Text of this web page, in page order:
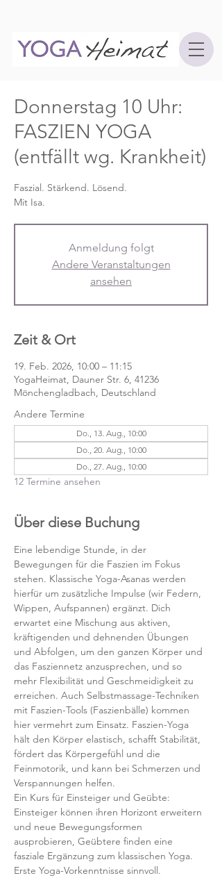
Donnerstag 10 Uhr:
FASZIEN YOGA
(entfällt wg. Krankheit)
Faszial. Stärkend. Lösend.
Mit Isa.
Anmeldung folgt
Andere Veranstaltungen
ansehen
Zeit & Ort
19. Feb. 2026, 10:00 – 11:15
YogaHeimat, Dauner Str. 6, 41236
Mönchengladbach, Deutschland
Andere Termine
Do., 13. Aug., 10:00
Do., 20. Aug., 10:00
Do., 27. Aug., 10:00
12 Termine ansehen
Über diese Buchung
Eine lebendige Stunde, in der
Bewegungen für die Faszien im Fokus
stehen. Klassische Yoga-Asanas werden
hierfür um zusätzliche Impulse (wir Federn,
Wippen, Aufspannen) ergänzt. Dich
erwartet eine Mischung aus aktiven,
kräftigenden und dehnenden Übungen
und Abfolgen, um den ganzen Körper und
das Fasziennetz anzusprechen, und so
mehr Flexibilität und Geschmeidigkeit zu
erreichen. Auch Selbstmassage-Techniken
mit Faszien-Tools (Faszienbälle) kommen
hier vermehrt zum Einsatz. Faszien-Yoga
hält den Körper elastisch, schafft Stabilität,
fördert das Körpergefühl und die
Feinmotorik, und kann bei Schmerzen und
Verspannungen helfen.
Ein Kurs für Einsteiger und Geübte:
Einsteiger können ihren Horizont erweitern
und neue Bewegungsformen
ausprobieren, Geübtere finden eine
fasziale Ergänzung zum klassischen Yoga.
Erste Yoga-Vorkenntnisse sinnvoll.